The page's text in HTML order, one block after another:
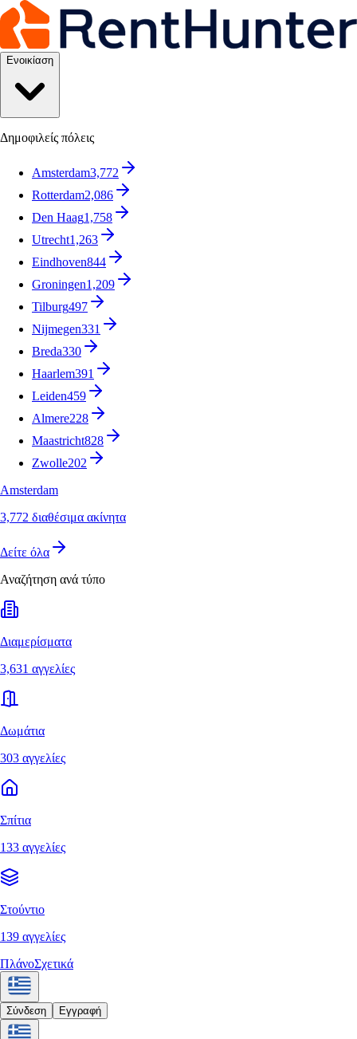
Ενοικίαση
Δημοφιλείς πόλεις
Amsterdam3,772
Rotterdam2,086
Den Haag1,758
Utrecht1,263
Eindhoven844
Groningen1,209
Tilburg497
Nijmegen331
Breda330
Haarlem391
Leiden459
Almere228
Maastricht828
Zwolle202
Amsterdam
3,772 διαθέσιμα ακίνητα
Δείτε όλα
Αναζήτηση ανά τύπο
Διαμερίσματα
3,631 αγγελίες
Δωμάτια
303 αγγελίες
Σπίτια
133 αγγελίες
Στούντιο
139 αγγελίες
ΠλάνοΣχετικά
Σύνδεση Εγγραφή